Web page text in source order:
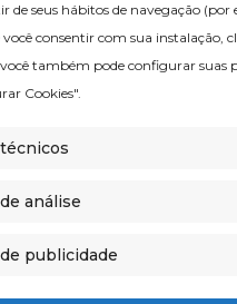
de seus hábitos de navegação (por
você consentir com sua instalação,
você também pode configurar suas
Cookies".
análise
publicidade